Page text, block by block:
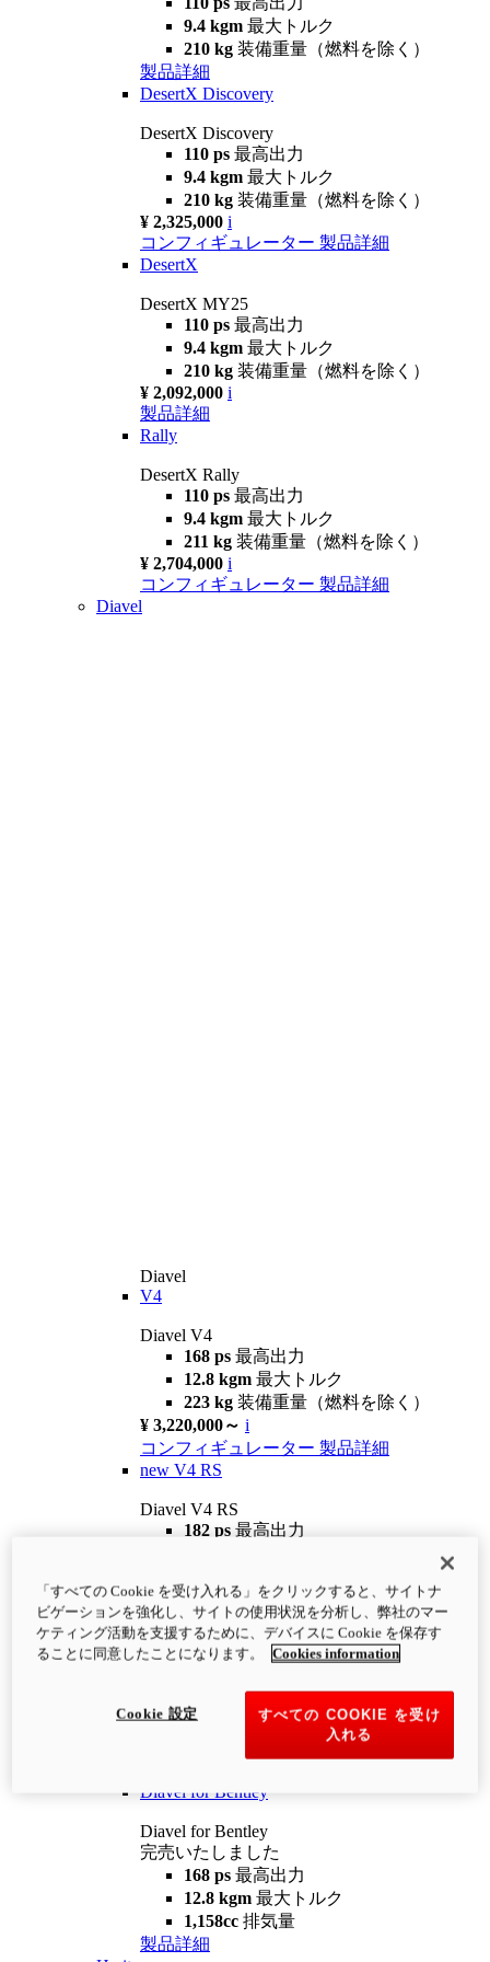
9.4 kgm 最大トルク
210 kg 装備重量（燃料を除く）
製品詳細
DesertX Discovery
DesertX Discovery
110 ps 最高出力
9.4 kgm 最大トルク
210 kg 装備重量（燃料を除く）
¥ 2,325,000 i
コンフィギュレーター 製品詳細
DesertX
DesertX MY25
110 ps 最高出力
9.4 kgm 最大トルク
210 kg 装備重量（燃料を除く）
¥ 2,092,000 i
製品詳細
Rally
DesertX Rally
110 ps 最高出力
9.4 kgm 最大トルク
211 kg 装備重量（燃料を除く）
¥ 2,704,000 i
コンフィギュレーター 製品詳細
Diavel
Diavel
V4
Diavel V4
168 ps 最高出力
12.8 kgm 最大トルク
223 kg 装備重量（燃料を除く）
¥ 3,220,000～ i
コンフィギュレーター 製品詳細
new V4 RS
Diavel V4 RS
182 ps 最高出力
¥4,400,000 i
コンフィギュレーター 製品詳細
newV4 RS 100
12.2 kgm
最大トルク
装備重量（燃料を除く）
Diavel for Bentley
Diavel for Bentley
完売いたしました
168 ps 最高出力
12.8 kgm 最大トルク
1,158cc 排気量
製品詳細
「すべての Cookie を受け入れる」をクリックすると、サイトナ
ビゲーションを強化し、サイトの使用状況を分析し、弊社のマー
ケティング活動を支援するために、デバイスに Cookie を保存す
ることに同意したことになります。
Cookies information
すべての COOKIE を受け
入れる
Cookie 設定